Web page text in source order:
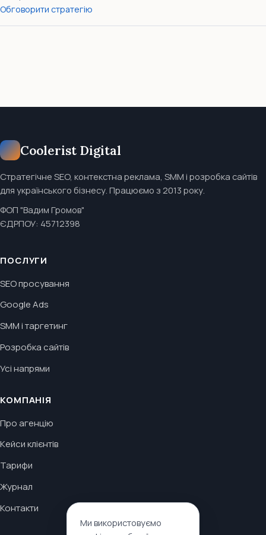
Обговорити стратегію
Coolerist Digital
Стратегічне SEO, контекстна реклама, SMM і розробка сайтів
для українського бізнесу. Працюємо з 2013 року.
ФОП "Вадим Громов"
ЄДРПОУ: 45712398
ПОСЛУГИ
SEO просування
Google Ads
SMM і таргетинг
Розробка сайтів
Усі напрями
КОМПАНІЯ
Про агенцію
Кейси клієнтів
Тарифи
Журнал
Контакти
Ми використовуємо